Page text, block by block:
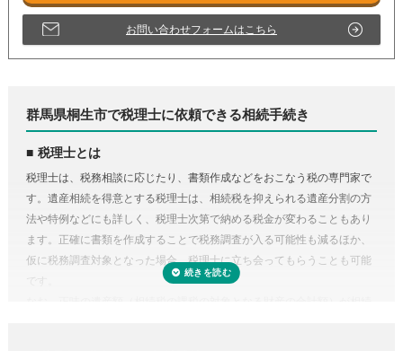
お問い合わせフォームはこちら
群馬県桐生市で税理士に依頼できる相続手続き
税理士とは
税理士は、税務相談に応じたり、書類作成などをおこなう税の専門家で
す。遺産相続を得意とする税理士は、相続税を抑えられる遺産分割の方
法や特例などにも詳しく、税理士次第で納める税金が変わることもあり
ます。正確に書類を作成することで税務調査が入る可能性も減るほか、
仮に税務調査対象となった場合、税理士に立ち会ってもらうことも可能
です。